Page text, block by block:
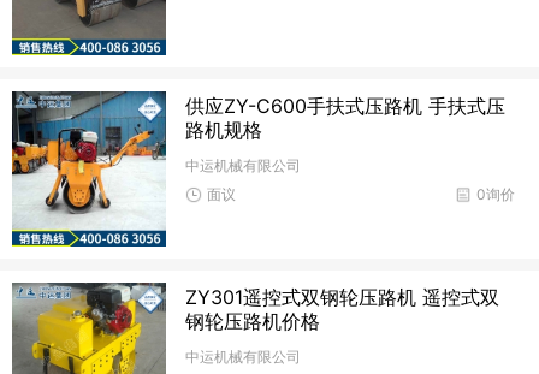
供应ZY-C600手扶式压路机 手扶式压
路机规格
中运机械有限公司
0询价
面议
ZY301遥控式双钢轮压路机 遥控式双
钢轮压路机价格
中运机械有限公司